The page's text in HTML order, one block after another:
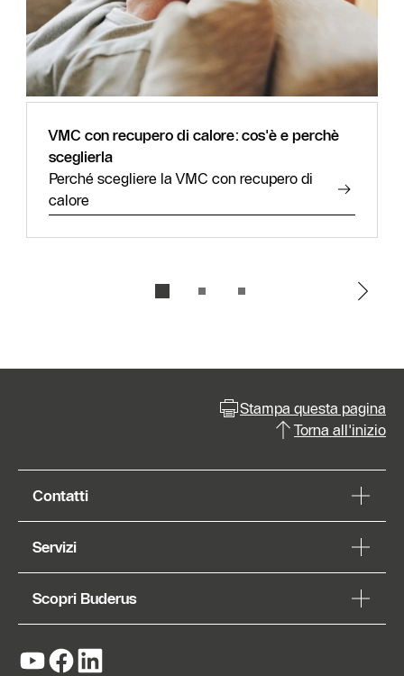
VMC con recupero di calore: cos'è e perchè
sceglierla
Perché scegliere la VMC con recupero di
calore
Stampa questa pagina
Torna all'inizio
Contatti
Servizi
Scopri Buderus